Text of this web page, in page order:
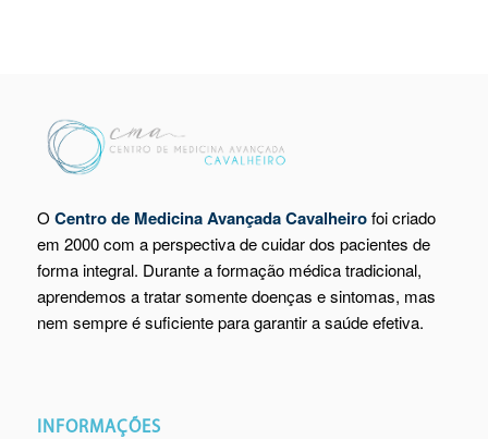
O Centro de Medicina Avançada Cavalheirofoi criado
em 2000 com a perspectiva de cuidar dos pacientes de
forma integral. Durante a formação médica tradicional,
aprendemos a tratar somente doenças e sintomas, mas
nem sempre é suficiente para garantir a saúde efetiva.
INFORMAÇÕES